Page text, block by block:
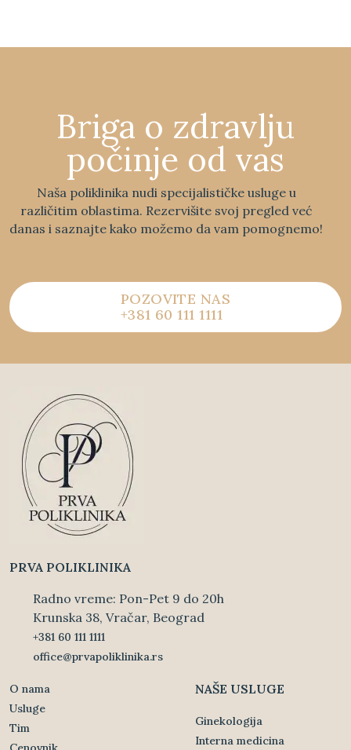
Briga o zdravlju
počinje od vas
Naša poliklinika nudi specijalističke usluge u
različitim oblastima. Rezervišite svoj pregled već
danas i saznajte kako možemo da vam pomognemo!
POZOVITE NAS
+381 60 111 1111
O nama
Usluge
Tim
NAŠE USLUGE
Ginekologija
Interna medicina
PRVA POLIKLINIKA
Radno vreme: Pon-Pet 9 do 20h
Krunska 38, Vračar, Beograd
+381 60 111 1111
office@prvapoliklinika.rs